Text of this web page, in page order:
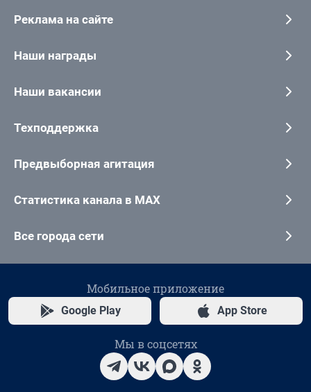
Реклама на сайте
Наши награды
Наши вакансии
Техподдержка
Предвыборная агитация
Статистика канала в MAX
Все города сети
Мобильное приложение
Google Play App Store
Мы в соцсетях